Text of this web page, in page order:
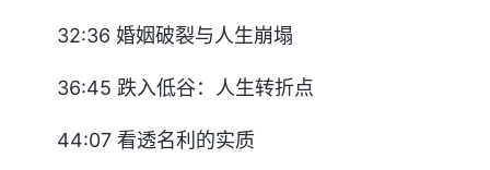
32:36 婚姻破裂与人生崩塌
36:45 跌入低谷：人生转折点
44:07 看透名利的实质